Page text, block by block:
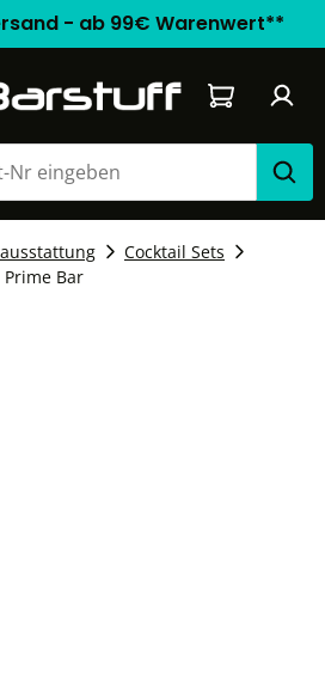
- ab 99€ Warenwert**
Warenkorb
Cocktail Sets
Prime Bar